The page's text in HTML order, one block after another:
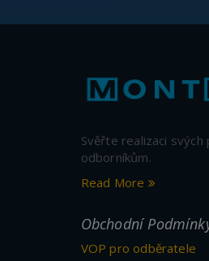
Svěřte realizaci
odborníkům.
Read More
Obchodní
VOP pro odběratele